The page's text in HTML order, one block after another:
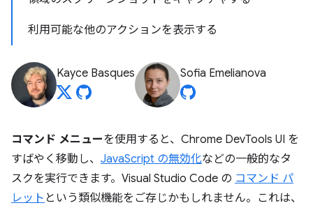
利用可能な他のアクションを表示する
Kayce Basques Sofia Emelianova
コマンド メニューを使用すると、Chrome DevTools UI を
すばやく移動し、 JavaScript の無効化などの一般的なタ
スクを実行できます。Visual Studio Code の コマンド パ
レット という類似機能をご存じかもしれません。これは、